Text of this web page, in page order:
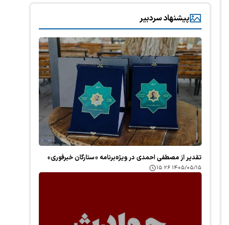
پیشنهاد سردبیر
تقدیر از مصطفی احمدی در ویژه‌برنامه «ستارگان خبرفوری»
۱۴۰۵/۰۵/۱۵ ۱۵:۲۶